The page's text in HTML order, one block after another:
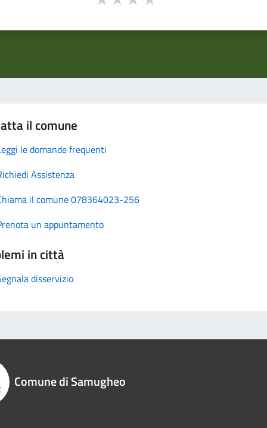
il comune
le domande frequenti
Assistenza
il comune 078364023-256
un appuntamento
in città
disservizio
Comune di Samugheo